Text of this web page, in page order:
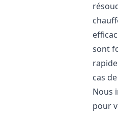
sont
cas
Nous
pour